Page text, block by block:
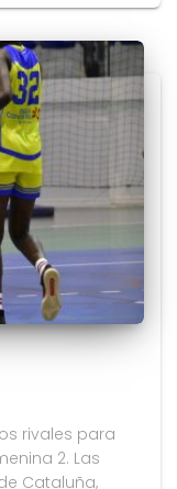
rivales para
2. Las
Cataluña,